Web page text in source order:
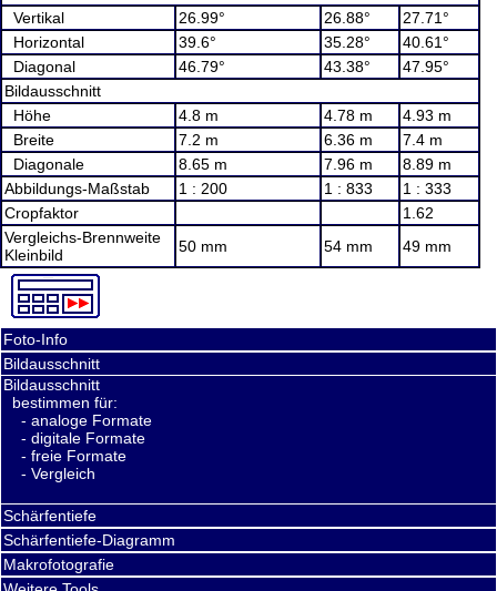
Vertikal
26.99° 26.88° 27.71 °
Horizontal
39.6° 35.28° 40.61 °
Diagonal
46.79° 43.38° 47.95°
Bildausschnitt
Höhe
4.8 m 4.78 m
4.93 m
Breite
7.2 m 6.36 m
7.4 m
Diagonale
8.65 m 7.96 m
8.89 m
Abbildungs-Maßstab
1 : 200 1 : 833
1 : 333
Cropfaktor
1.62
Vergleichs-Brennweite
Kleinbild
50 mm 54 mm 49 mm
Foto-Info
Bildausschnitt
Bildausschnitt
bestimmen für:
- analoge Formate
- digitale Formate
- freie Formate
- Vergleich
Schärfentiefe
Schärfentiefe-Diagramm
Makrofotografie